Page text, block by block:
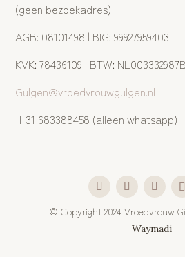
(geen bezoekadres)
AGB: 08101498 | BIG: 99927959403
KVK: 78436109 | BTW:
Gulgen@vroedvrouwgulgen.nl
+31 683388458 (alleen whatsapp)
© Copyright 2024 Vroedvrouw
Waymadi